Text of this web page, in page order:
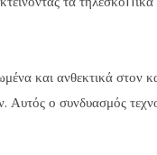
και ανθεκτικά στον
ο συνδυασμός